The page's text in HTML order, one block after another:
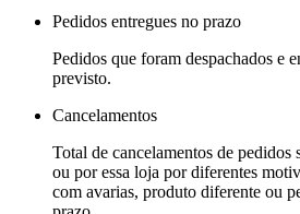
Pedidos entregues no prazo
Pedidos que foram despachados e
previsto.
Cancelamentos
Total de cancelamentos de pedidos
ou por essa loja por diferentes
com avarias, produto diferente ou